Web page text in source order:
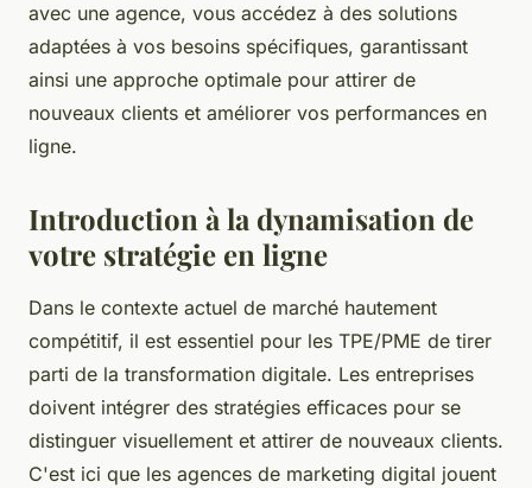
avec une agence, vous accédez à des solutions
adaptées à vos besoins spécifiques, garantissant
ainsi une approche optimale pour attirer de
nouveaux clients et améliorer vos performances en
ligne.
Introduction à la dynamisation de
votre stratégie en ligne
Dans le contexte actuel de marché hautement
compétitif, il est essentiel pour les TPE/PME de tirer
parti de la transformation digitale. Les entreprises
doivent intégrer des stratégies efficaces pour se
distinguer visuellement et attirer de nouveaux clients.
C'est ici que les agences de marketing digital jouent